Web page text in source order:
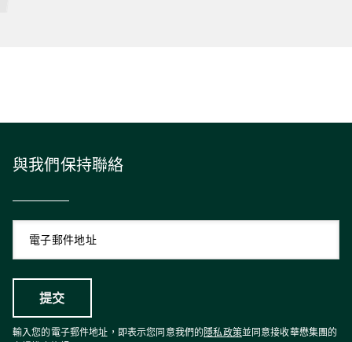
與我們保持聯絡
輸入您的電子郵件地址，即表示您同意我們的隱私政策並同意接收華懋集團的